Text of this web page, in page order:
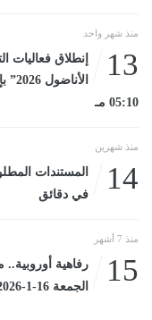
منذ شهر واحد
13
إنطلاق
05:10 مـ
منذ شهرين
14
المستندات
في دقائق
منذ 7 أشهر
15
رفاهية أوروبية..
الجمعة 16-1-2026